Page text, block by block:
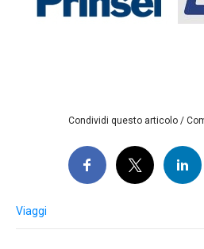
Condividi questo articolo /
Viaggi